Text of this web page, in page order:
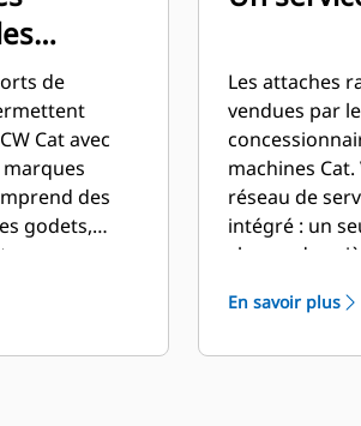
de
Cat avec
des
godets,
Les attaches
vendues par
machines
réseau de
intégré : un
charge des
autre
En savoir plus